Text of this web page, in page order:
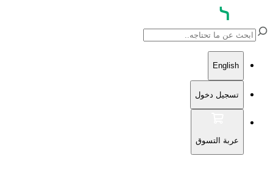
English
تسجيل دخول
عربة التسوق